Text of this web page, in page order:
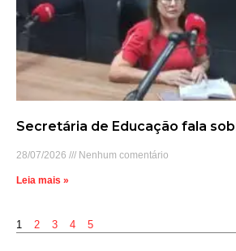
Secretária de Educação fala
28/07/2026 Nenhum comentário
Leia mais »
1 2 3 4 5